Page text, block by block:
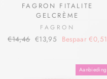
FAGRON FITALITE
GELCRÈME
FAGRON
€14,46 €13,95 Bespaar €0,51
Aanbieding